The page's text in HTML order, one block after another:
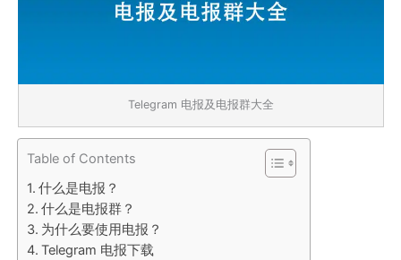
Telegram 电报及电报群大全
Table of Contents
什么是电报？
什么是电报群？
为什么要使用电报？
Telegram 电报下载